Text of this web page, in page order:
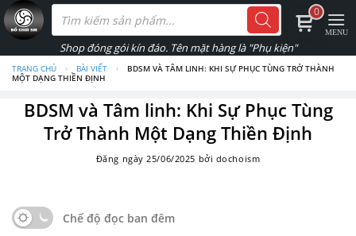
Skip
to
Tìm
kiếm
phẩm
TRANG CHỦ › BÀI VIẾT ›
BDSM VÀ TÂM LINH: KHI SỰ PHỤC TÙNG TRỞ THÀNH
MỘT DẠNG THIỀN ĐỊNH
BDSM và Tâm linh: Khi Sự Phục Tùng
Trở Thành Một Dạng Thiền Định
Đăng ngày25/06/2025 bởi dochoism
Chế độ đọc ban đêm
0